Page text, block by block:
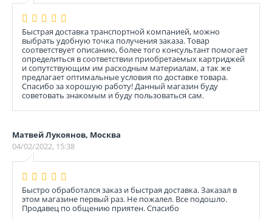
Быстрая доставка транспортной компанией, можно
выбрать удобную точка получения заказа. Товар
соответствует описанию, более того консультант помогает
определиться в соответствии приобретаемых картриджей
и сопутствующим им расходным материалам, а так же
предлагает оптимальные условия по доставке товара.
Спасибо за хорошую работу! Данный магазин буду
советовать знакомым и буду пользоваться сам.
Матвей Лукоянов, Москва
04/02/2022, 15:38
Быстро обработался заказ и быстрая доставка. Заказал в
этом магазине первый раз. Не пожалел. Все подошло.
Продавец по общению приятен. Спасибо